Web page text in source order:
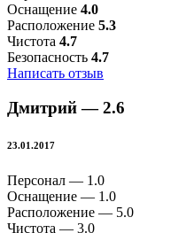
Оснащение 4.0
Расположение 5.3
Чистота 4.7
Безопасность 4.7
Написать отзыв
Дмитрий —2.6
23.01.2017
Персонал — 1.0
Оснащение — 1.0
Расположение — 5.0
Чистота — 3.0